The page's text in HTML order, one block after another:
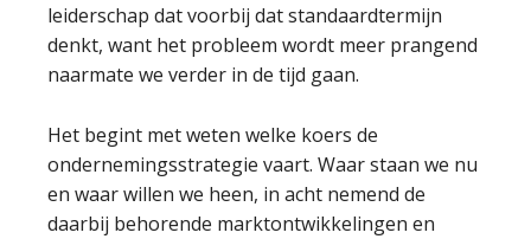
leiderschap dat voorbij dat standaardtermijn
denkt, want het probleem wordt meer prangend
naarmate we verder in de tijd gaan.
Het begint met weten welke koers de
ondernemingsstrategie vaart. Waar staan we nu
en waar willen we heen, in acht nemend de
daarbij behorende marktontwikkelingen en